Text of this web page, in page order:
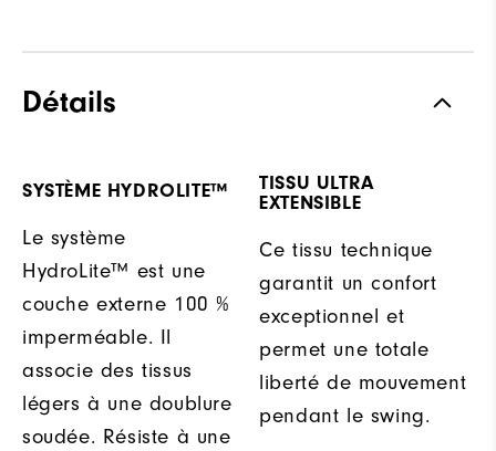
Détails
SYSTÈME HYDROLITE™
Le système
HydroLite™ est une
couche externe 100 %
imperméable. Il
associe des tissus
légers à une doublure
soudée. Résiste à une
TISSU ULTRA
EXTENSIBLE
Ce tissu technique
garantit un confort
exceptionnel et
permet une totale
liberté de mouvement
pendant le swing.